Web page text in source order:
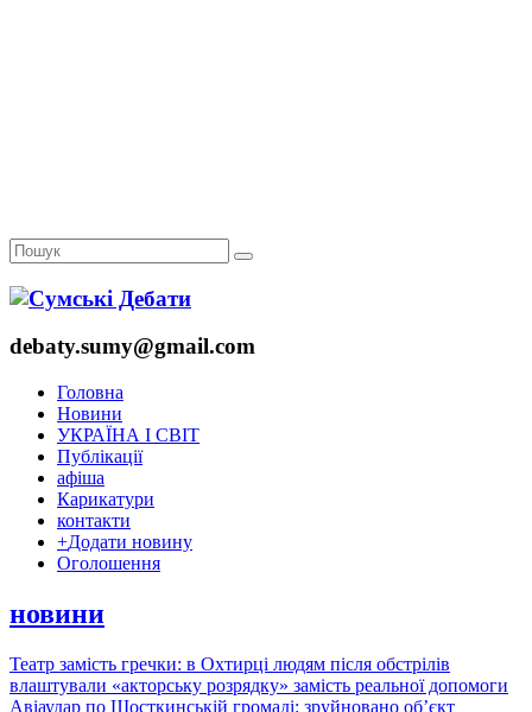
debaty.sumy@gmail.com
Головна
Новини
УКРАЇНА І СВІТ
Публікації
афіша
Карикатури
контакти
+Додати новину
Оголошення
новини
Театр замість гречки: в Охтирці людям після обстрілів
влаштували «акторську розрядку» замість реальної допомоги
Авіаудар по Шосткинській громаді: зруйновано об’єкт